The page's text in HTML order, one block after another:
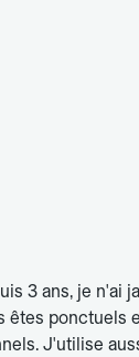
3 ans, je n'ai
êtes ponctuels
J'utilise